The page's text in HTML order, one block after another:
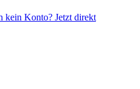
kein Konto? Jetzt direkt